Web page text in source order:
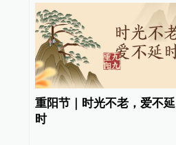
重阳节｜时光不老，爱不延
时